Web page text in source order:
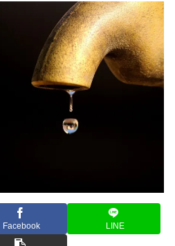
Facebook LINE